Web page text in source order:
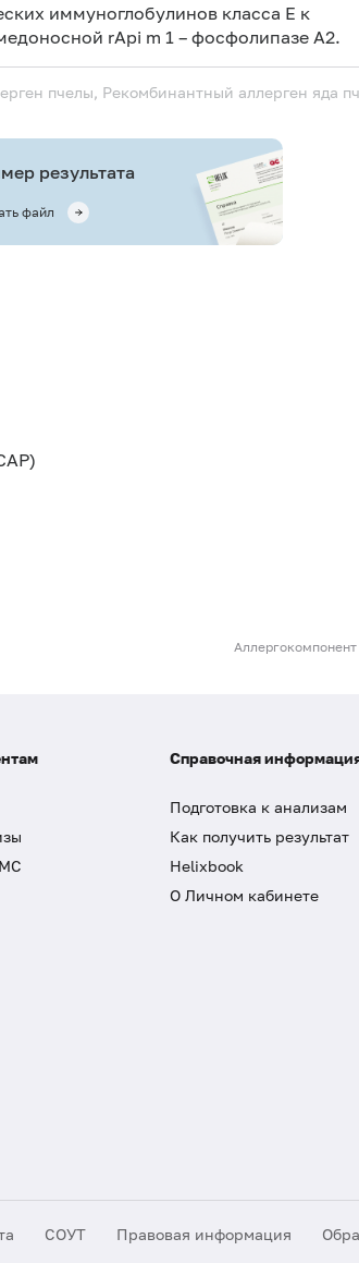
иммуноглобулинов класса E к
rApi m 1 – фосфолипазе А2.
пчелы, Рекомбинантный аллерген яда
результата
файл
Справочная
Подготовка к анализам
Как получить результат
Helixbook
О Личном кабинете
СОУТ Правовая информация